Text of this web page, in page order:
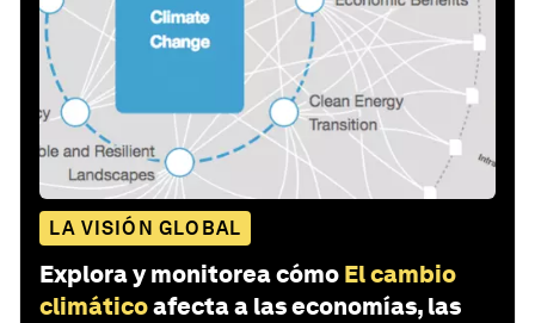
LA VISIÓN GLOBAL
Explora y monitorea cómo El cambio
climáticoafecta a las economías, las